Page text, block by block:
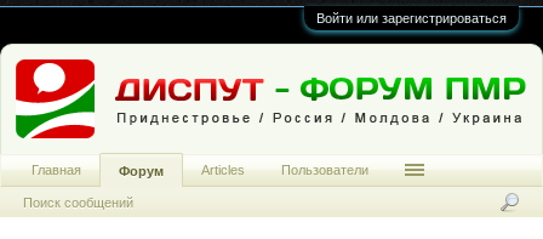
Войти или зарегистрироваться
Главная Форум
Поиск сообщений
Articles Пользователи